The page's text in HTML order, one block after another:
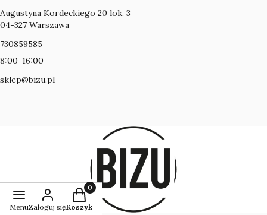
Adres:
Augustyna Kordeckiego 20 lok. 3
04-327 Warszawa
730859585
8:00-16:00
sklep@bizu.pl
MenuZaloguj się
Produkty w koszyku: 0. Zobacz szczegóły
Koszyk